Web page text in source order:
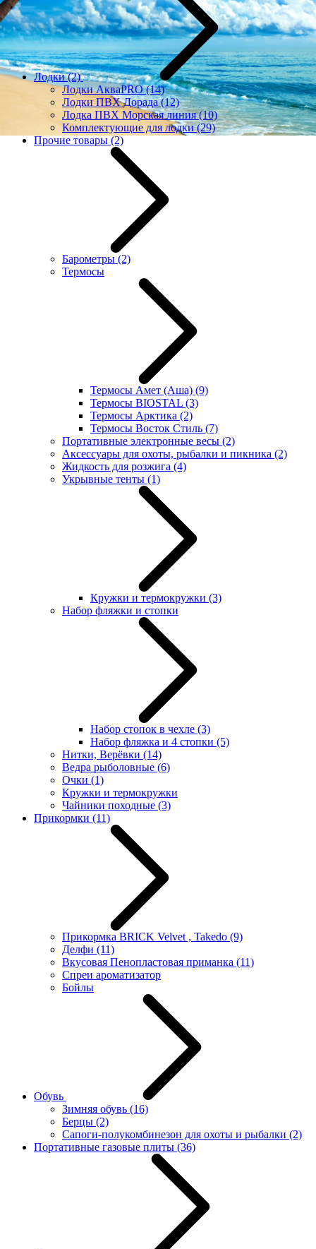
Лодки(2)
Лодки АкваPRO(14)
Лодки ПВХ Дорада(12)
Лодка ПВХ Морская линия(10)
Комплектующие для лодки(29)
Прочие товары (2)
Барометры (2)
Термосы
Термосы Амет (Аша) (9)
Термосы BIOSTAL (3)
Термосы Арктика (2)
Термосы Восток Стиль (7)
Портативные электронные весы (2)
Аксессуары для охоты, рыбалки и пикника (2)
Жидкость для розжига (4)
Укрывные тенты (1)
Кружки и термокружки (3)
Набор фляжки и стопки
Набор стопок в чехле (3)
Набор фляжка и 4 стопки (5)
Нитки, Верёвки (14)
Ведра рыболовные (6)
Очки (1)
Кружки и термокружки
Чайники походные (3)
Прикормки (11)
Прикормка BRICK Velvet , Takedo (9)
Делфи (11)
Вкусовая Пенопластовая приманка (11)
Спреи ароматизатор
Бойлы
Обувь
Зимняя обувь (16)
Берцы (2)
Сапоги-полукомбинезон для охоты и рыбалки (2)
Портативные газовые плиты (36)